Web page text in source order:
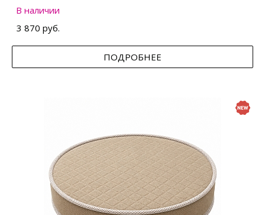
В наличии
3 870 руб.
ПОДРОБНЕЕ